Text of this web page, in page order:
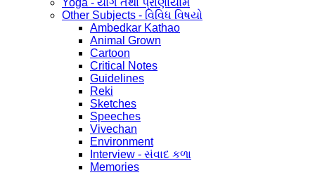
Other Subjects - વિવિધ વિષયો
Ambedkar Kathao
Animal Grown
Cartoon
Critical Notes
Guidelines
Reki
Sketches
Speeches
Vivechan
Environment
Interview - સંવાદ કળા
Memories